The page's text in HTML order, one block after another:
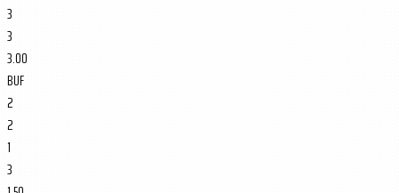
3
3
3.00
BUF
2
2
1
3